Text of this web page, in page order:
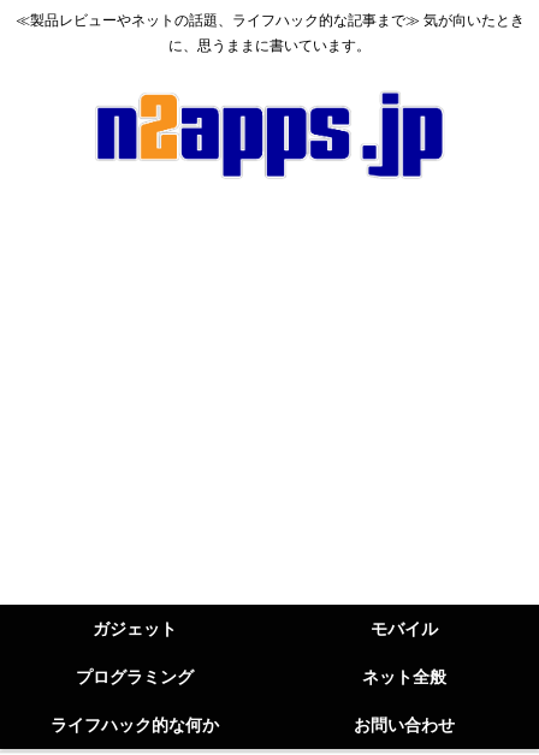
≪製品レビューやネットの話題、ライフハック的な記事まで≫ 気が向いたとき
に、思うままに書いています。
ガジェット モバイル
プログラミング ネット全般
ライフハック的な何か お問い合わせ